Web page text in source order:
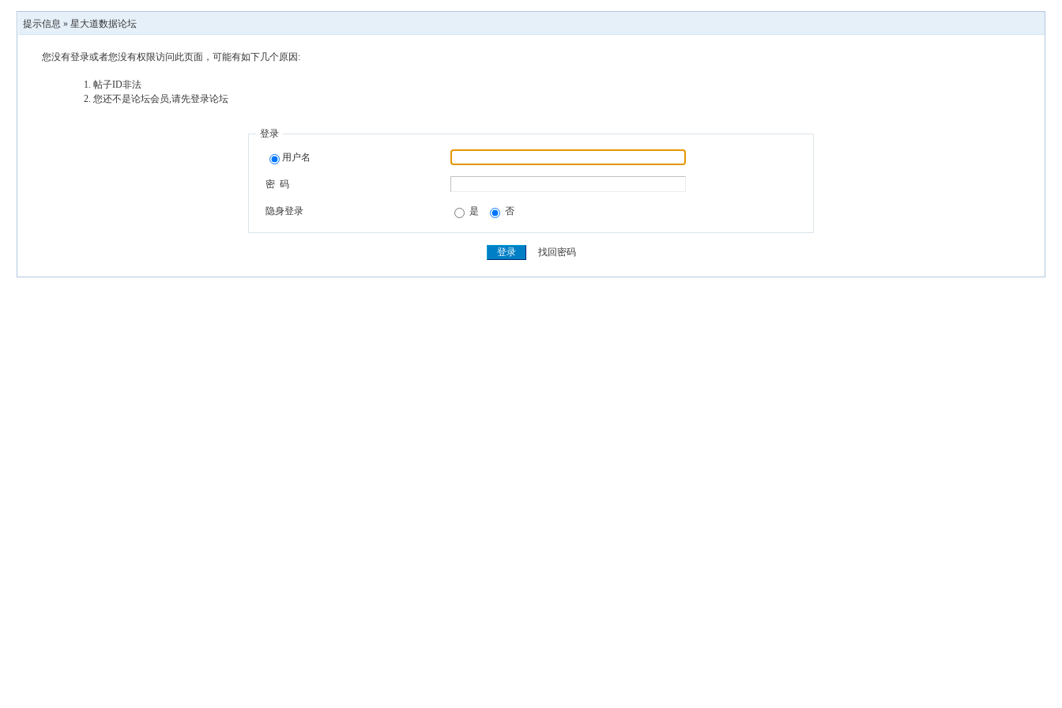
提示信息 » 星大道数据论坛
您没有登录或者您没有权限访问此页面，可能有如下几个原因:
帖子ID非法
您还不是论坛会员,请先登录论坛
登录
用户名
密 码
隐身登录 是 否
找回密码